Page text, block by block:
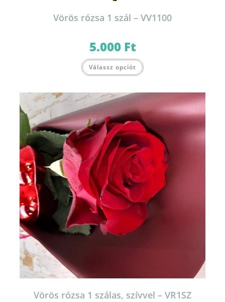
Vörös rózsa 1 szál – VV1100
5.000 Ft
Válassz opciót
Vörös rózsa 1 szálas, szívvel – VR1SZ